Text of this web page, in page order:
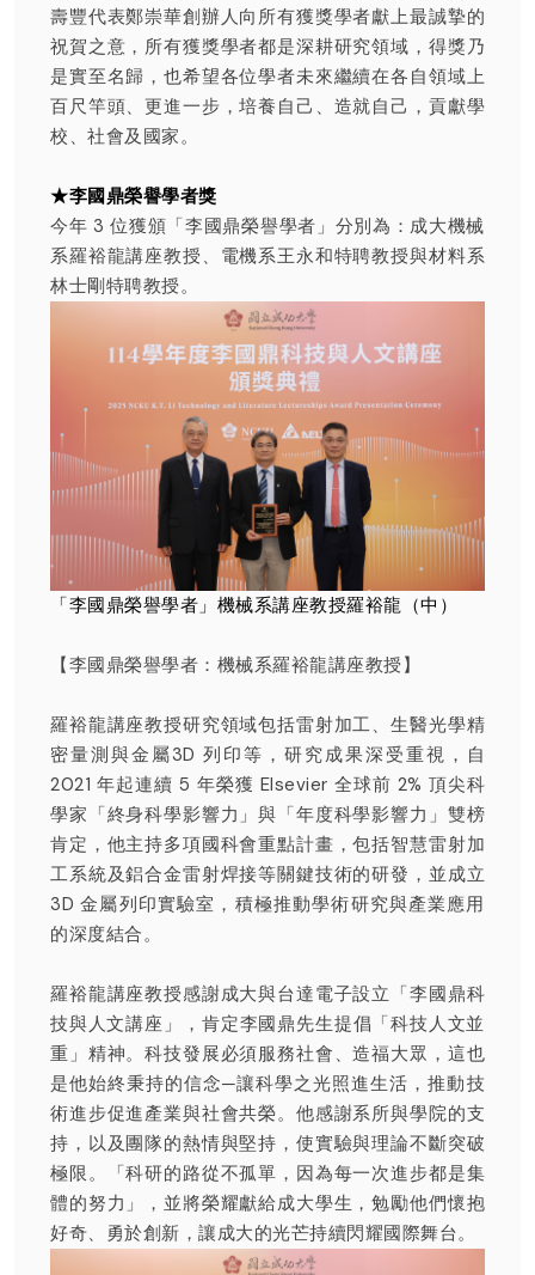
壽豐代表鄭崇華創辦人向所有獲獎學者獻上最誠摯的
祝賀之意，所有獲獎學者都是深耕研究領域，得獎乃
是實至名歸，也希望各位學者未來繼續在各自領域上
百尺竿頭、更進一步，培養自己、造就自己，貢獻學
校、社會及國家。
★李國鼎榮譽學者獎
今年 3 位獲頒「李國鼎榮譽學者」分別為：成大機械
系羅裕龍講座教授、電機系王永和特聘教授與材料系
林士剛特聘教授。
「李國鼎榮譽學者」機械系講座教授羅裕龍（中）
【李國鼎榮譽學者：機械系羅裕龍講座教授】
羅裕龍講座教授研究領域包括雷射加工、生醫光學精
密量測與金屬3D 列印等，研究成果深受重視，自
2021 年起連續 5 年榮獲 Elsevier 全球前 2% 頂尖科
學家「終身科學影響力」與「年度科學影響力」雙榜
肯定，他主持多項國科會重點計畫，包括智慧雷射加
工系統及鋁合金雷射焊接等關鍵技術的研發，並成立
3D 金屬列印實驗室，積極推動學術研究與產業應用
的深度結合。
羅裕龍講座教授感謝成大與台達電子設立「李國鼎科
技與人文講座 」，肯定李國鼎先生提倡「科技人文並
重」精神。科技發展必須服務社會、造福大眾，這也
是他始終秉持的信念─讓科學之光照進生活，推動技
術進步促進產業與社會共榮。他感謝系所與學院的支
持，以及團隊的熱情與堅持，使實驗與理論不斷突破
極限。「科研的路從不孤單，因為每一次進步都是集
體的努力」，並將榮耀獻給成大學生，勉勵他們懷抱
好奇、勇於創新，讓成大的光芒持續閃耀國際舞台。